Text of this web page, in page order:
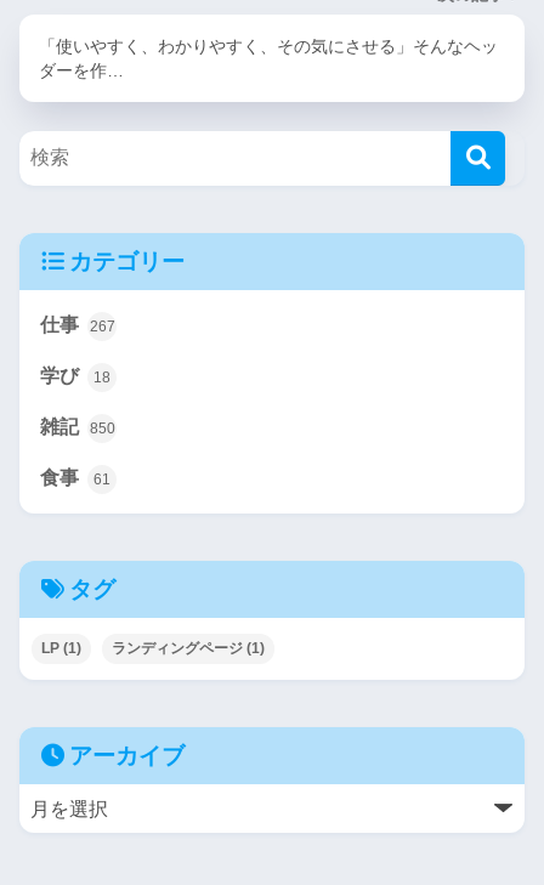
「使いやすく、わかりやすく、その気にさせる」そんなヘッ
ダーを作…
カテゴリー
仕事 267
学び 18
雑記 850
食事 61
タグ
LP (1) ランディングページ (1)
アーカイブ